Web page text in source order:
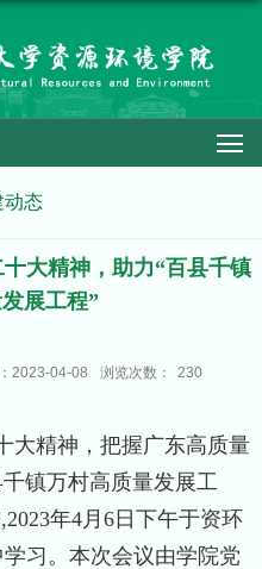
动态
大精神，助力“百县千镇
展工程”
2023-04-08 浏览次数： 230
精神，把握广东高质量
镇万村高质量发展工
,2023年4月 6 日下午于资环
习。本次会议由学院党